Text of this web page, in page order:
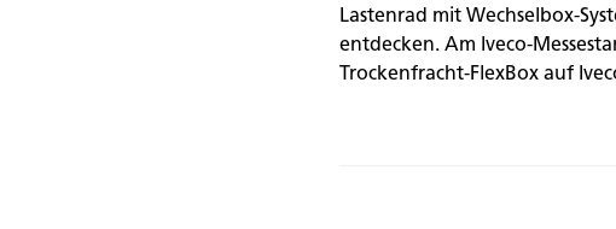
Lastenrad mit Wechselbox-
entdecken. Am Iveco-
Trockenfracht-FlexBox auf